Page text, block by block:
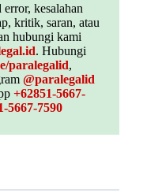
kesalahan
kritik, saran, atau
hubungi kami
. Hubungi
paralegalid,
@paralegalid
+62851-5667-
5667-7590